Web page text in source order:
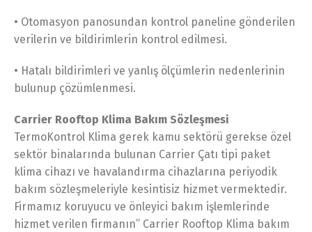
• Otomasyon panosundan kontrol paneline gönderilen
verilerin ve bildirimlerin kontrol edilmesi.
• Hatalı bildirimleri ve yanlış ölçümlerin nedenlerinin
bulunup çözümlenmesi.
Carrier Rooftop Klima Bakım Sözleşmesi
TermoKontrol Klima gerek kamu sektörü gerekse özel
sektör binalarında bulunan Carrier Çatı tipi paket
klima cihazı ve havalandırma cihazlarına periyodik
bakım sözleşmeleriyle kesintisiz hizmet vermektedir.
Firmamız koruyucu ve önleyici bakım işlemlerinde
hizmet verilen firmanın’’ Carrier Rooftop Klima bakım